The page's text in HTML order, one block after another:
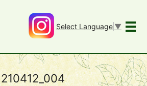
メ
Select Language ▼
210412_004